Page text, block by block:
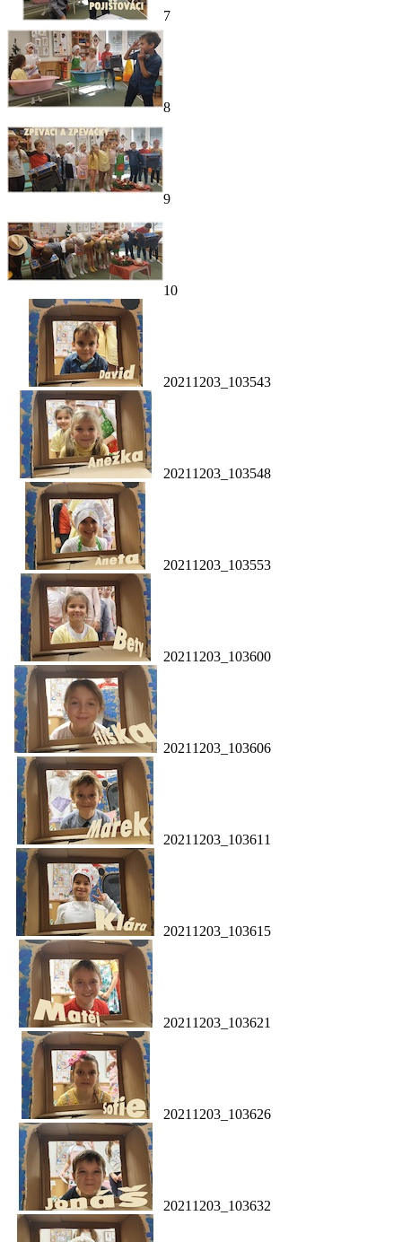
7
8
9
10
20211203_103543
20211203_103548
20211203_103553
20211203_103600
20211203_103606
20211203_103611
20211203_103615
20211203_103621
20211203_103626
20211203_103632